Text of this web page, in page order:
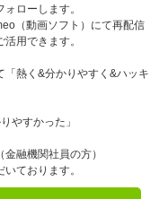
ローします。
（動画ソフト）にて再配信
用できます。
熱く&分かりやすく&ハッキ
やすかった」
融機関社員の方）
ております。